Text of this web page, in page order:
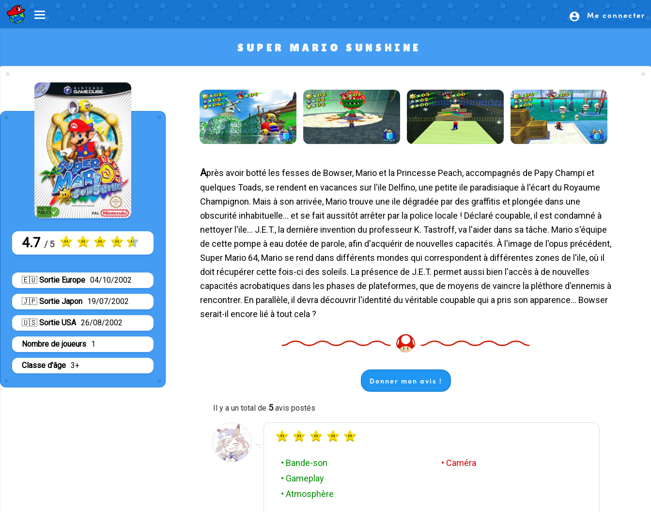
account_circle Me connecter
SUPER MARIO SUNSHINE
4.7 / 5
🇪🇺 Sortie Europe 04/10/2002
🇯🇵 Sortie Japon 19/07/2002
🇺🇸 Sortie USA 26/08/2002
Nombre de joueurs 1
Classe d'âge 3+
Après avoir botté les fesses de Bowser, Mario et la Princesse Peach, accompagnés de Papy Champi et
quelques Toads, se rendent en vacances sur l'ile Delfino, une petite ile paradisiaque à l'écart du Royaume
Champignon. Mais à son arrivée, Mario trouve une ile dégradée par des graffitis et plongée dans une
obscurité inhabituelle... et se fait aussitôt arrêter par la police locale ! Déclaré coupable, il est condamné à
nettoyer l'ile... J.E.T., la dernière invention du professeur K. Tastroff, va l'aider dans sa tâche. Mario s'équipe
de cette pompe à eau dotée de parole, afin d'acquérir de nouvelles capacités. À l'image de l'opus précédent,
Super Mario 64, Mario se rend dans différents mondes qui correspondent à différentes zones de l'ile, où il
doit récupérer cette fois-ci des soleils. La présence de J.E.T. permet aussi bien l'accès à de nouvelles
capacités acrobatiques dans les phases de plateformes, que de moyens de vaincre la pléthore d'ennemis à
rencontrer. En parallèle, il devra découvrir l'identité du véritable coupable qui a pris son apparence... Bowser
serait-il encore lié à tout cela ?
Donner mon avis !
Il y a un total de 5avis postés
• Bande-son
• Gameplay
• Atmosphère
• Caméra